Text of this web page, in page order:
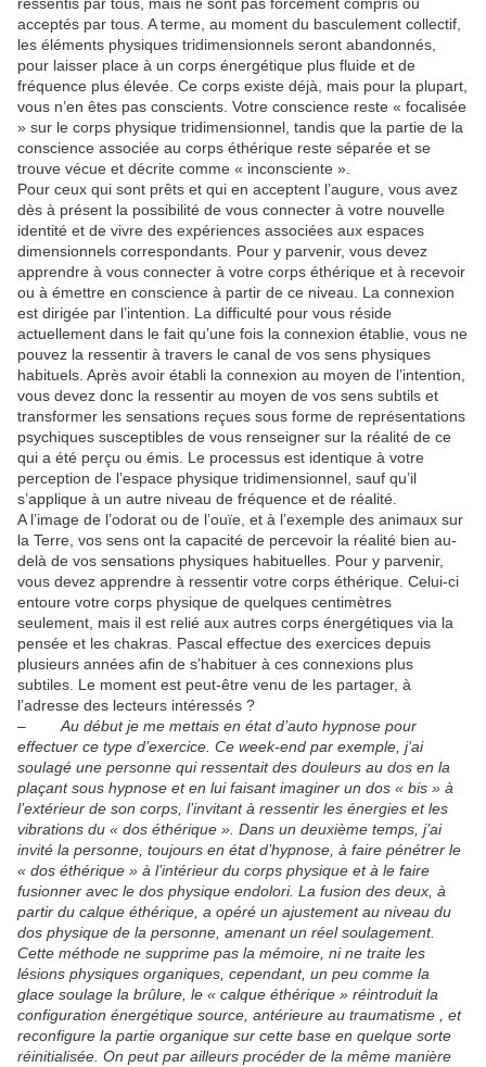
acceptés par tous. A terme, au moment du basculement collectif,
les éléments physiques tridimensionnels seront abandonnés,
pour laisser place à un corps énergétique plus fluide et de
fréquence plus élevée. Ce corps existe déjà, mais pour la plupart,
vous n’en êtes pas conscients. Votre conscience reste « focalisée
» sur le corps physique tridimensionnel, tandis que la partie de la
conscience associée au corps éthérique reste séparée et se
trouve vécue et décrite comme « inconsciente ».
Pour ceux qui sont prêts et qui en acceptent l’augure, vous avez
dès à présent la possibilité de vous connecter à votre nouvelle
identité et de vivre des expériences associées aux espaces
dimensionnels correspondants. Pour y parvenir, vous devez
apprendre à vous connecter à votre corps éthérique et à recevoir
ou à émettre en conscience à partir de ce niveau. La connexion
est dirigée par l’intention. La difficulté pour vous réside
actuellement dans le fait qu’une fois la connexion établie, vous ne
pouvez la ressentir à travers le canal de vos sens physiques
habituels. Après avoir établi la connexion au moyen de l’intention,
vous devez donc la ressentir au moyen de vos sens subtils et
transformer les sensations reçues sous forme de représentations
psychiques susceptibles de vous renseigner sur la réalité de ce
qui a été perçu ou émis. Le processus est identique à votre
perception de l’espace physique tridimensionnel, sauf qu’il
s’applique à un autre niveau de fréquence et de réalité.
A l’image de l’odorat ou de l’ouïe, et à l’exemple des animaux sur
la Terre, vos sens ont la capacité de percevoir la réalité bien au-
delà de vos sensations physiques habituelles. Pour y parvenir,
vous devez apprendre à ressentir votre corps éthérique. Celui-ci
entoure votre corps physique de quelques centimètres
seulement, mais il est relié aux autres corps énergétiques via la
pensée et les chakras. Pascal effectue des exercices depuis
plusieurs années afin de s’habituer à ces connexions plus
subtiles. Le moment est peut-être venu de les partager, à
l’adresse des lecteurs intéressés ?
– Au début je me mettais en état d’auto hypnose pour
effectuer ce type d’exercice. Ce week-end par exemple, j’ai
soulagé une personne qui ressentait des douleurs au dos en la
plaçant sous hypnose et en lui faisant imaginer un dos « bis » à
l’extérieur de son corps, l’invitant à ressentir les énergies et les
vibrations du « dos éthérique ». Dans un deuxième temps, j’ai
invité la personne, toujours en état d’hypnose, à faire pénétrer le
« dos éthérique » à l’intérieur du corps physique et à le faire
fusionner avec le dos physique endolori. La fusion des deux, à
partir du calque éthérique, a opéré un ajustement au niveau du
dos physique de la personne, amenant un réel soulagement.
Cette méthode ne supprime pas la mémoire, ni ne traite les
lésions physiques organiques, cependant, un peu comme la
glace soulage la brûlure, le « calque éthérique » réintroduit la
configuration énergétique source, antérieure au traumatisme , et
reconfigure la partie organique sur cette base en quelque sorte
réinitialisée. On peut par ailleurs procéder de la même manière